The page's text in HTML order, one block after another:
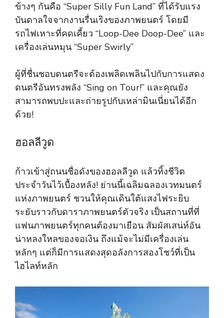
ข้างๆ กันคือ “Super Silly Fun Land” ที่ได้รับแรง
บันดาลใจจากงานรื่นเริงของภาพยนตร์ โดยมี
รถไฟเหาะที่คดเคี้ยว “Loop-Dee Doop-Dee” และ
เครื่องเล่นหมุน “Super Swirly”
ผู้ที่ชื่นชอบดนตรีจะต้องเพลิดเพลินไปกับการแสดง
ดนตรีอันทรงพลัง “Sing on Tour!” และคุณยัง
สามารถพบปะและถ่ายรูปกับเหล่ามินเนี่ยนได้อีก
ด้วย!
ฮอลลีวูด
ก้าวเข้าสู่ถนนชื่อดังของฮอลลีวูด แล้วทิ้งชีวิต
ประจำวันไว้เบื้องหลัง! ย่านนี้เฉลิมฉลองเวทมนตร์
แห่งภาพยนตร์ ชวนให้คุณเดินใต้แสงไฟระยิบ
ระยับราวกับดาราภาพยนตร์ตัวจริง เป็นสถานที่ที่
แฟนภาพยนตร์ทุกคนต้องมาเยือน สัมผัสเสน่ห์อัน
น่าหลงใหลของจอเงิน ถึงแม้จะไม่มีเครื่องเล่น
หลักๆ แต่ก็มีการแสดงสุดอลังการสองโชว์ที่เป็น
ไฮไลท์หลัก